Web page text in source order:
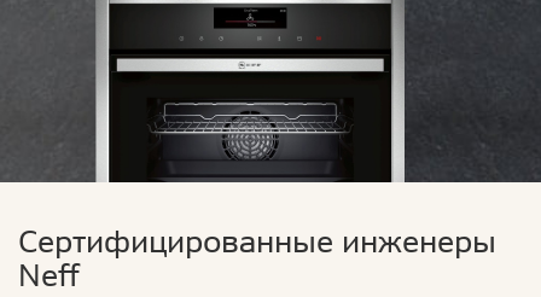
Сертифицированные инженеры
Neff